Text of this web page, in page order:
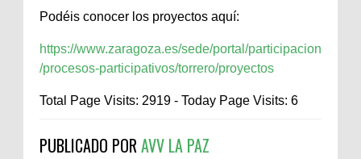
Podéis conocer los proyectos aquí:
https://www.zaragoza.es/sede/portal/participacion
/procesos-participativos/torrero/proyectos
Total Page Visits: 2919 - Today Page Visits: 6
PUBLICADO PORAVV LA PAZ